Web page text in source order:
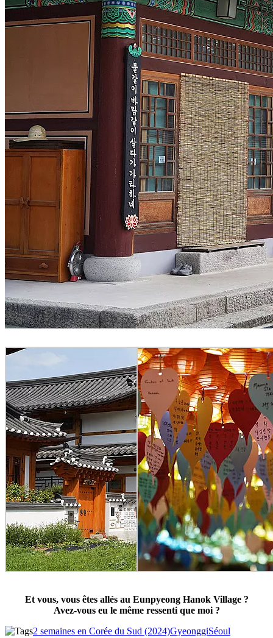
Et vous, vous êtes allés au Eunpyeong Hanok Village ?
Avez-vous eu le même ressenti que moi ?
2 semaines en Corée du Sud (2024)GyeonggiSéoul